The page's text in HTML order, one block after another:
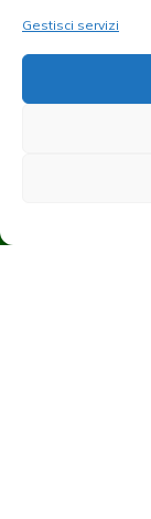
Gestisci servizi
Privacy Policy